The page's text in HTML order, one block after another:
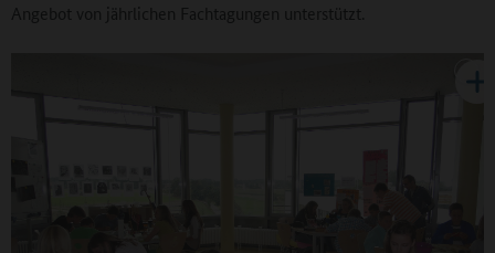
Angebot von jährlichen Fachtagungen unterstützt.